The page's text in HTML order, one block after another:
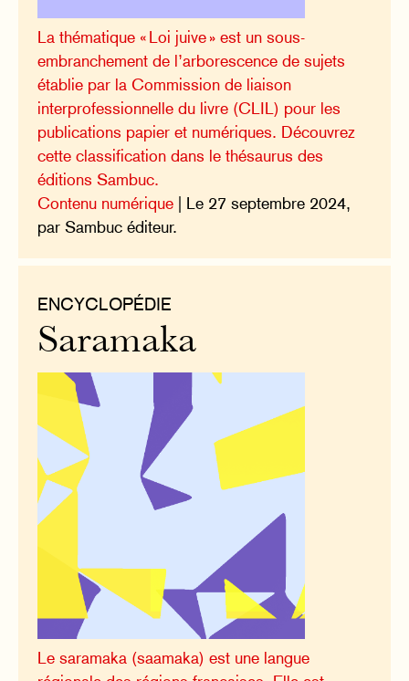
La thématique « Loi juive » est un sous-
embranchement de l’arborescence de sujets
établie par la Commission de liaison
interprofessionnelle du livre (CLIL) pour les
publications papier et numériques. Découvrez
cette classification dans le thésaurus des
éditions Sambuc.
Contenu numérique | Le 27 septembre 2024,
par Sambuc éditeur.
ENCYCLOPÉDIE
Saramaka
Le saramaka (saamaka) est une langue